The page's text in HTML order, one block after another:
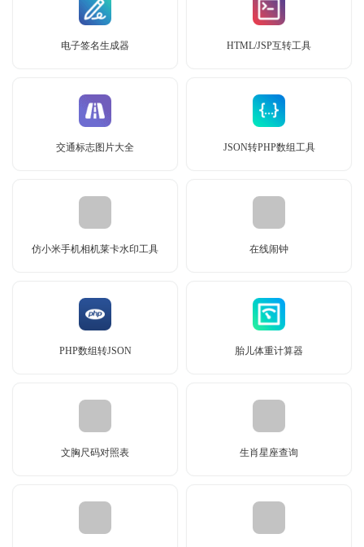
电子签名生成器 HTML/JSP互转工具
交通标志图片大全 JSON转PHP数组工具
仿小米手机相机莱卡水印工具 在线闹钟
PHP数组转JSON 胎儿体重计算器
文胸尺码对照表 生肖星座查询